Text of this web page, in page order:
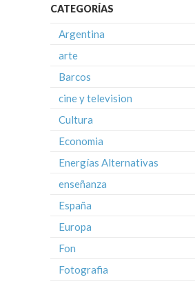
CATEGORÍAS
Argentina
arte
Barcos
cine y television
Cultura
Economia
Energías Alternativas
enseñanza
España
Europa
Fon
Fotografia